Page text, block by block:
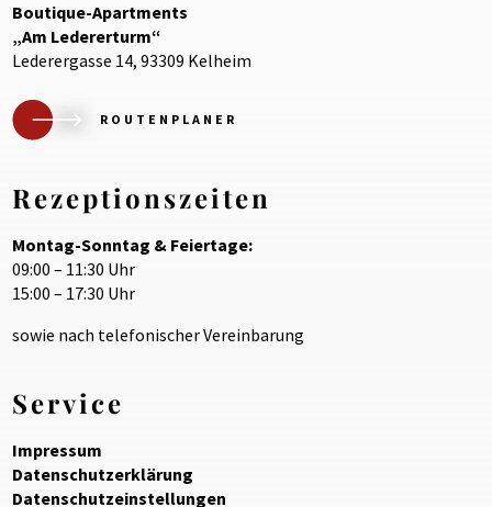
Boutique-Apartments
„Am Ledererturm“
Lederergasse 14, 93309 Kelheim
ROUTENPLANER
Rezeptionszeiten
Montag-Sonntag & Feiertage:
09:00 – 11:30 Uhr
15:00 – 17:30 Uhr
sowie nach telefonischer Vereinbarung
Service
Impressum
Datenschutzerklärung
Datenschutzeinstellungen